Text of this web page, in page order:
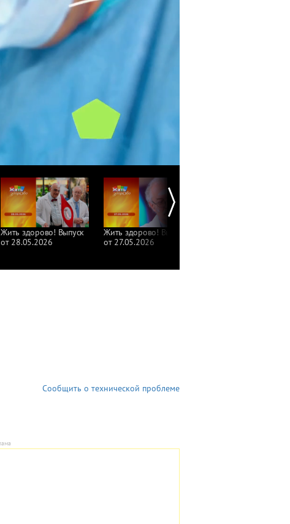
Жить здорово! Выпуск
от 28.05.2026
Жить здорово! Выпуск
от 27.05.2026
Сообщить о технической проблеме